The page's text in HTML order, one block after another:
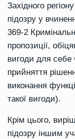
Західного
підозру у
369-2
пропозиції,
вигоди для себе
прийняття
виконання
такої вигоди).
Крім цього,
підозру іншим